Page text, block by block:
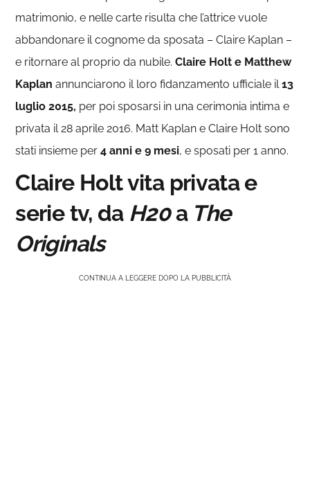
matrimonio, e nelle carte risulta che l’attrice vuole
abbandonare il cognome da sposata – Claire Kaplan –
e ritornare al proprio da nubile.Claire Holt e Matthew
Kaplan annunciarono il loro fidanzamento ufficiale il13
luglio 2015, per poi sposarsi in una cerimonia intima e
privata il 28 aprile 2016. Matt Kaplan e Claire Holt sono
stati insieme per4 anni e 9 mesi, e sposati per 1 anno.
Claire Holt vita privata e
serie tv, da H20aThe
Originals
CONTINUA A LEGGERE DOPO LA PUBBLICITÀ